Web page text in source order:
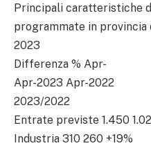
Principali caratteristiche
programmate in provincia
2023
Differenza % Apr-
Apr-2023 Apr-2022
2023/2022
Entrate previste 1.450
Industria 310 260 +19%